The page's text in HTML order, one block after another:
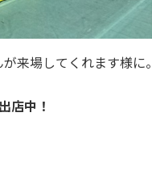
来場してくれます様に。
店中！